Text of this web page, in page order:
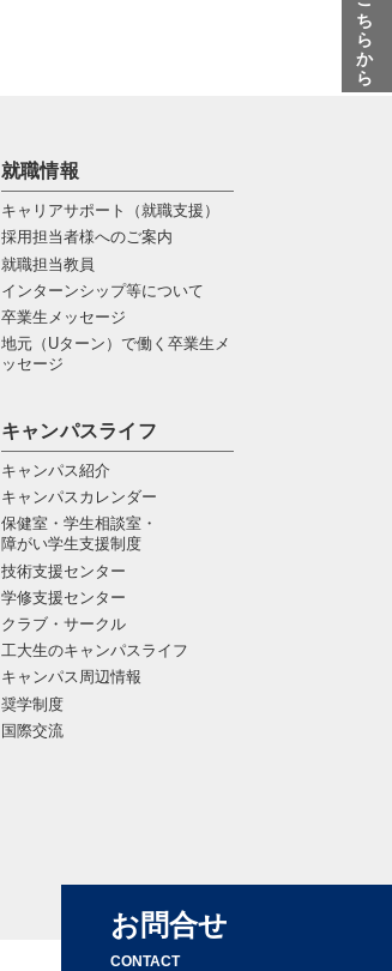
就職情報
キャリアサポート（就職支援）
採用担当者様へのご案内
就職担当教員
インターンシップ等について
卒業生メッセージ
地元（Uターン）で働く卒業生メ
ッセージ
キャンパスライフ
キャンパス紹介
キャンパスカレンダー
保健室・学生相談室・
障がい学生支援制度
技術支援センター
学修支援センター
クラブ・サークル
工大生のキャンパスライフ
キャンパス周辺情報
奨学制度
国際交流
お問合せ
CONTACT